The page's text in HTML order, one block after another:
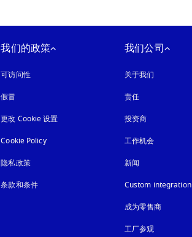
我们的政策
可访问性在新选项卡中打开
假冒
更改 Cookie 设置
Cookie Policy在新选项卡中打开
隐私政策在新选项卡中打开
条款和条件
我们公司
关于我们
责任
投资商
工作机会
新闻
Custom integration
成为零售商
工厂参观